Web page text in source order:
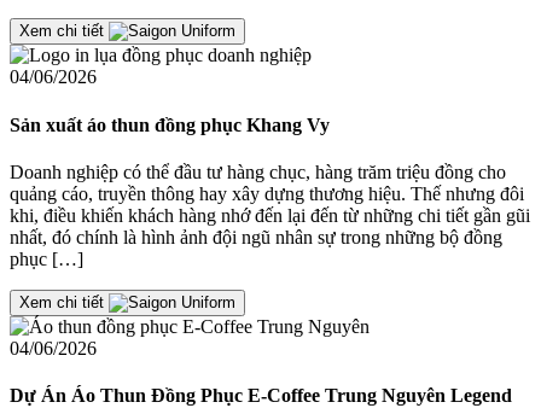
Xem chi tiết
04/06/2026
Sản xuất áo thun đồng phục Khang Vy
Doanh nghiệp có thể đầu tư hàng chục, hàng trăm triệu đồng cho
quảng cáo, truyền thông hay xây dựng thương hiệu. Thế nhưng đôi
khi, điều khiến khách hàng nhớ đến lại đến từ những chi tiết gần gũi
nhất, đó chính là hình ảnh đội ngũ nhân sự trong những bộ đồng
phục […]
Xem chi tiết
04/06/2026
Dự Án Áo Thun Đồng Phục E-Coffee Trung Nguyên Legend